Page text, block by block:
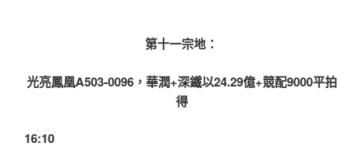
第十一宗地：
光亮鳳凰A503-0096，華潤+深鐵以24.29億+競配9000平拍
得
16:10